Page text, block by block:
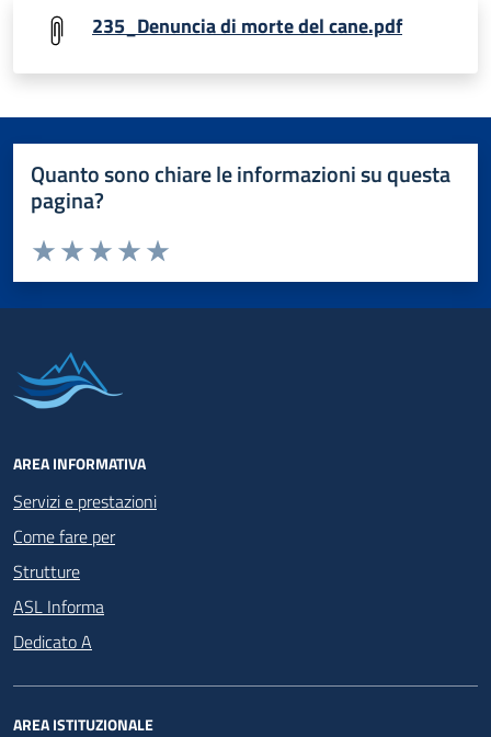
235_Denuncia di morte del cane.pdf
Quanto sono chiare le informazioni su questa
pagina?
Valuta da 1 a 5 stelle la pagina
Valuta 5 stelle su 5
Valuta 4 stelle su 5
Valuta 3 stelle su 5
Valuta 2 stelle su 5
Valuta 1 stelle su 5
AREA INFORMATIVA
Servizi e prestazioni
Come fare per
Strutture
ASL Informa
Dedicato A
AREA ISTITUZIONALE